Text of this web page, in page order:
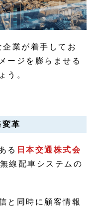
業が着手してお
ージを膨らませる
う。
革
る 日本交通株式会
線配車システムの
と同時に顧客情報